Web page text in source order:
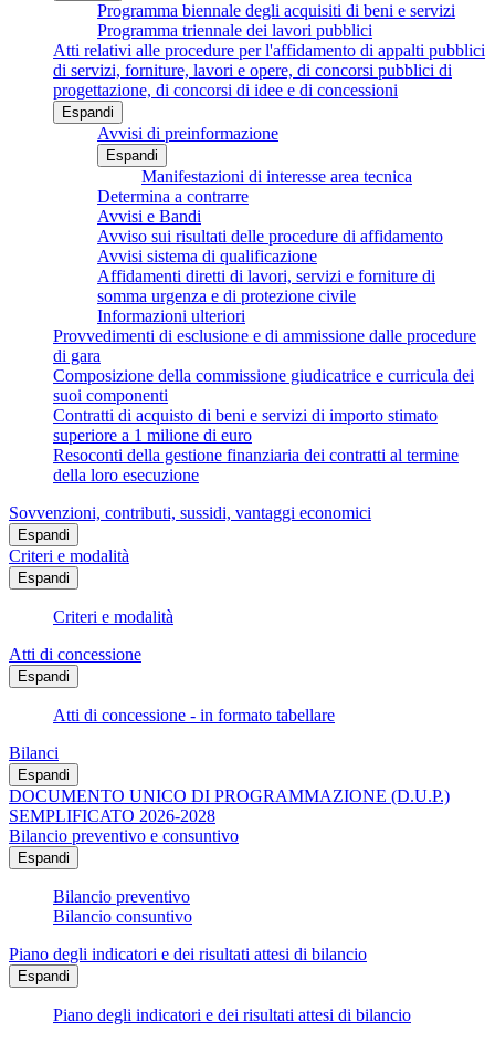
Programma biennale degli acquisiti di beni e servizi
Programma triennale dei lavori pubblici
Atti relativi alle procedure per l'affidamento di appalti pubblici
di servizi, forniture, lavori e opere, di concorsi pubblici di
progettazione, di concorsi di idee e di concessioni
Espandi
Avvisi di preinformazione
Espandi
Manifestazioni di interesse area tecnica
Determina a contrarre
Avvisi e Bandi
Avviso sui risultati delle procedure di affidamento
Avvisi sistema di qualificazione
Affidamenti diretti di lavori, servizi e forniture di
somma urgenza e di protezione civile
Informazioni ulteriori
Provvedimenti di esclusione e di ammissione dalle procedure
di gara
Composizione della commissione giudicatrice e curricula dei
suoi componenti
Contratti di acquisto di beni e servizi di importo stimato
superiore a 1 milione di euro
Resoconti della gestione finanziaria dei contratti al termine
della loro esecuzione
Sovvenzioni, contributi, sussidi, vantaggi economici
Espandi
Criteri e modalità
Espandi
Criteri e modalità
Atti di concessione
Espandi
Atti di concessione - in formato tabellare
Bilanci
Espandi
DOCUMENTO UNICO DI PROGRAMMAZIONE (D.U.P.)
SEMPLIFICATO 2026-2028
Bilancio preventivo e consuntivo
Espandi
Bilancio preventivo
Bilancio consuntivo
Piano degli indicatori e dei risultati attesi di bilancio
Espandi
Piano degli indicatori e dei risultati attesi di bilancio